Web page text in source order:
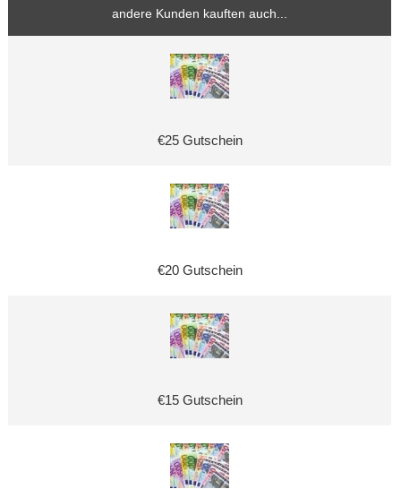
andere Kunden kauften auch...
€25 Gutschein
€20 Gutschein
€15 Gutschein